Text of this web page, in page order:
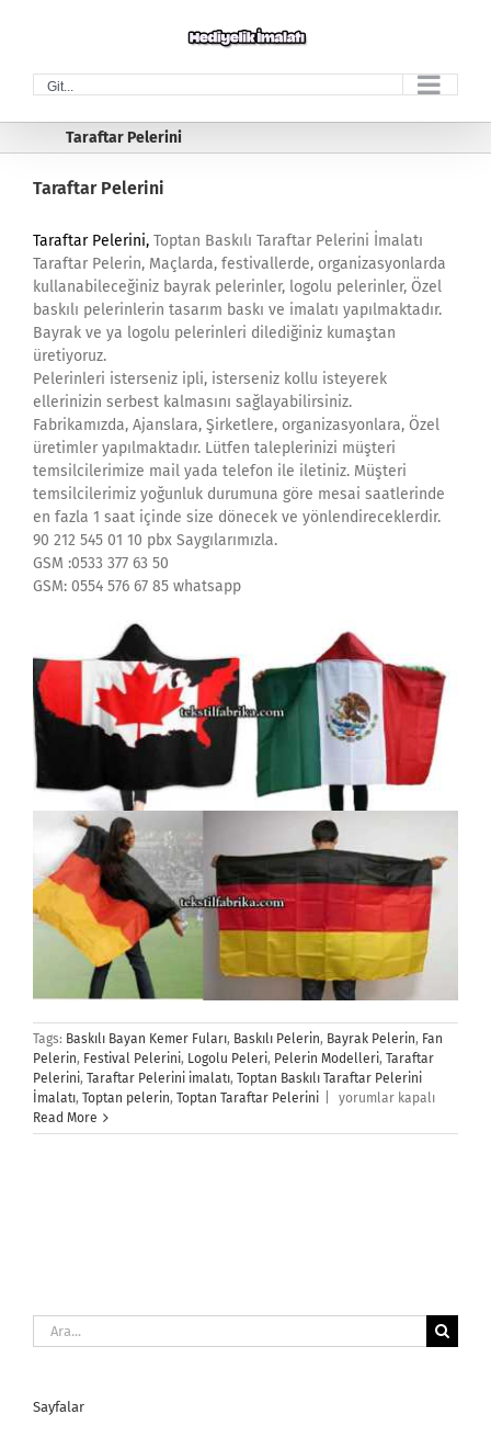
Git...
Taraftar Pelerini
Taraftar Pelerini
Taraftar Pelerini, Toptan Baskılı Taraftar Pelerini İmalatı
Taraftar Pelerin, Maçlarda, festivallerde, organizasyonlarda
kullanabileceğiniz bayrak pelerinler, logolu pelerinler, Özel
baskılı pelerinlerin tasarım baskı ve imalatı yapılmaktadır.
Bayrak ve ya logolu pelerinleri dilediğiniz kumaştan
üretiyoruz.
Pelerinleri isterseniz ipli, isterseniz kollu isteyerek
ellerinizin serbest kalmasını sağlayabilirsiniz.
Fabrikamızda, Ajanslara, Şirketlere, organizasyonlara, Özel
üretimler yapılmaktadır. Lütfen taleplerinizi müşteri
temsilcilerimize mail yada telefon ile iletiniz. Müşteri
temsilcilerimiz yoğunluk durumuna göre mesai saatlerinde
en fazla 1 saat içinde size dönecek ve yönlendireceklerdir.
90 212 545 01 10 pbx Saygılarımızla.
GSM :0533 377 63 50
GSM: 0554 576 67 85 whatsapp
Tags: Baskılı Bayan Kemer Fuları, Baskılı Pelerin, Bayrak Pelerin, Fan
Pelerin, Festival Pelerini, Logolu Peleri, Pelerin Modelleri, Taraftar
Pelerini, Taraftar Pelerini imalatı, Toptan Baskılı Taraftar Pelerini
İmalatı, Toptan pelerin, Toptan Taraftar Pelerini
Taraftar
için
yorumlar kapalı
Read More
Ara:
Sayfalar